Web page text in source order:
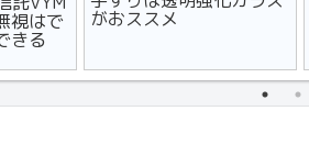
視はで
きる
がおススメ